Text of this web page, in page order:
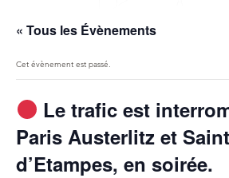
« Tous les Évènements
Cet évènement est passé.
Le trafic est
Paris Austerlitz et
d’Etampes, en soirée.